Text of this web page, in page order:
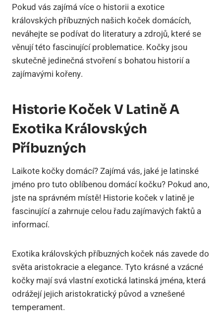
Pokud vás zajímá více o historii a exotice
královských příbuzných našich koček domácích,
neváhejte se podívat do literatury a zdrojů, které se
věnují této fascinující problematice. Kočky jsou
skutečně jedinečná stvoření s bohatou historií a
zajímavými kořeny.
Historie Koček V Latině A
Exotika Královských
Příbuzných
Laikote kočky domácí? Zajímá vás, jaké je latinské
jméno pro tuto oblíbenou domácí kočku? Pokud ano,
jste na správném místě! Historie koček v latině je
fascinující a zahrnuje celou řadu zajímavých faktů a
informací.
Exotika královských příbuzných koček nás zavede do
světa aristokracie a elegance. Tyto krásné a vzácné
kočky mají svá vlastní exotická latinská jména, která
odrážejí jejich aristokratický původ a vznešené
temperament.